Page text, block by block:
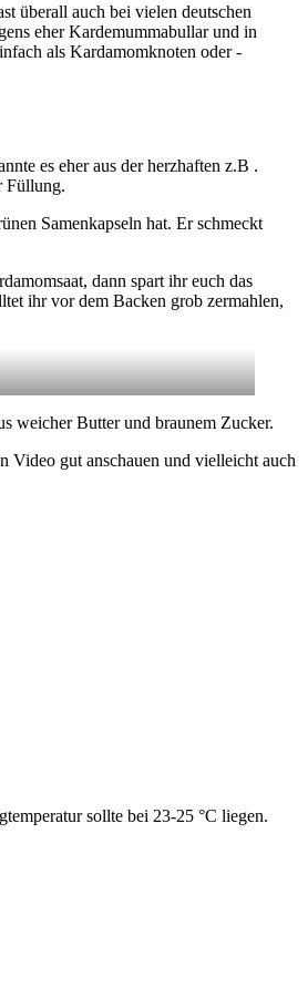
überall auch bei vielen deutschen
eher Kardemummabullar und in
als Kardamomknoten oder -
es eher aus der herzhaften z.B .
Füllung.
Samenkapseln hat. Er schmeckt
dann spart ihr euch das
ihr vor dem Backen grob zermahlen,
weicher Butter und braunem Zucker.
Video gut anschauen und vielleicht auch
sollte bei 23-25 °C liegen.